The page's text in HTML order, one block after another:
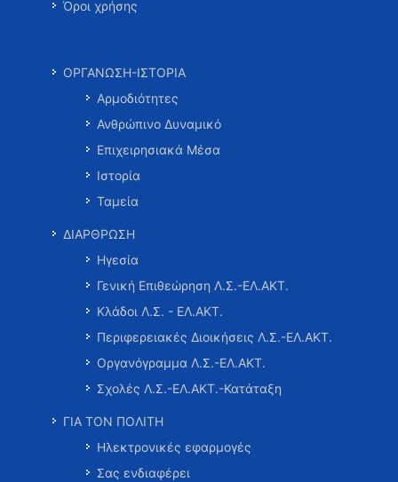
Όροι χρήσης
ΟΡΓΑΝΩΣΗ-ΙΣΤΟΡΙΑ
Αρμοδιότητες
Ανθρώπινο Δυναμικό
Επιχειρησιακά Μέσα
Ιστορία
Ταμεία
ΔΙΑΡΘΡΩΣΗ
Ηγεσία
Γενική Επιθεώρηση Λ.Σ.-ΕΛ.ΑΚΤ.
Κλάδοι Λ.Σ. - ΕΛ.ΑΚΤ.
Περιφερειακές Διοικήσεις Λ.Σ.-ΕΛ.ΑΚΤ.
Οργανόγραμμα Λ.Σ.-ΕΛ.ΑΚΤ.
Σχολές Λ.Σ.-ΕΛ.ΑΚΤ.-Κατάταξη
ΓΙΑ ΤΟΝ ΠΟΛΙΤΗ
Ηλεκτρονικές εφαρμογές
Σας ενδιαφέρει